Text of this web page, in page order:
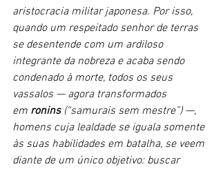
aristocracia militar japonesa. Por isso,
quando um respeitado senhor de terras
se desentende com um ardiloso
integrante da nobreza e acaba sendo
condenado à morte, todos os seus
vassalos — agora transformados
em ronins (“samurais sem mestre”) —,
homens cuja lealdade se iguala somente
às suas habilidades em batalha, se veem
diante de um único objetivo: buscar